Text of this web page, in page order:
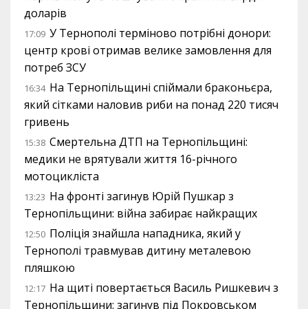
доларів
17:09 У Тернополі терміново потрібні донори:
центр крові отримав велике замовлення для
потреб ЗСУ
16:34 На Тернопільщині спіймали браконьєра,
який сітками наловив риби на понад 220 тисяч
гривень
15:38 Смертельна ДТП на Тернопільщині:
медики не врятували життя 16-річного
мотоцикліста
13:23 На фронті загинув Юрій Пушкар з
Тернопільщини: війна забирає найкращих
12:50 Поліція знайшла нападника, який у
Тернополі травмував дитину металевою
пляшкою
12:17 На щиті повертається Василь Ришкевич з
Тернопільщини: загинув під Покровськом